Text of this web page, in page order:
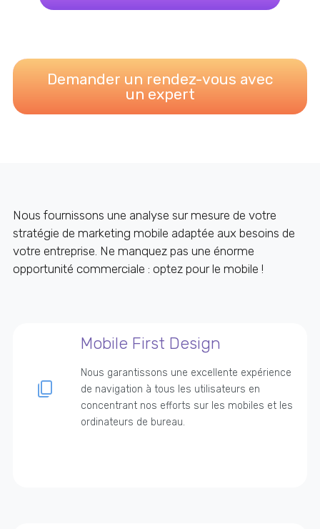
Demander un rendez-vous avec
un expert
Nous fournissons une analyse sur mesure de votre
stratégie de marketing mobile adaptée aux besoins de
votre entreprise. Ne manquez pas une énorme
opportunité commerciale : optez pour le mobile !
Mobile First Design
Nous garantissons une excellente expérience
de navigation à tous les utilisateurs en
concentrant nos efforts sur les mobiles et les
ordinateurs de bureau.